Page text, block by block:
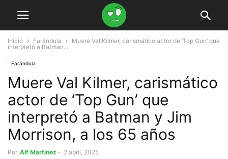
Inicio Farándula
Muere Val Kilmer, carismático actor de ‘Top Gun’ que
interpretó a Batman...
Farándula
Muere Val Kilmer, carismático
actor de ‘Top Gun’ que
interpretó a Batman y Jim
Morrison, a los 65 años
Por Alf Martinez - 2 abril, 2025